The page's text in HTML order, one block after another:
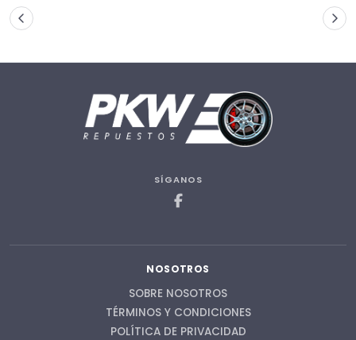
SÍGANOS
NOSOTROS
SOBRE NOSOTROS
TÉRMINOS Y CONDICIONES
POLÍTICA DE PRIVACIDAD